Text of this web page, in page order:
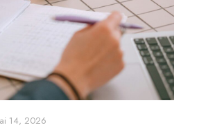
14, 2026